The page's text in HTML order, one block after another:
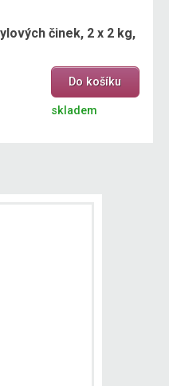
činek, 2 x 2 kg,
Do košíku
skladem